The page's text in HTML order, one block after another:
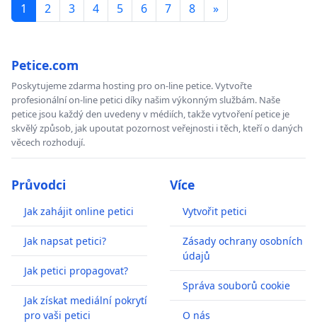
1 2 3 4 5 6 7 8 »
Petice.com
Poskytujeme zdarma hosting pro on-line petice. Vytvořte
profesionální on-line petici díky našim výkonným službám. Naše
petice jsou každý den uvedeny v médiích, takže vytvoření petice je
skvělý způsob, jak upoutat pozornost veřejnosti i těch, kteří o daných
věcech rozhodují.
Průvodci
Jak zahájit online petici
Jak napsat petici?
Jak petici propagovat?
Jak získat mediální pokrytí
pro vaši petici
Více
Vytvořit petici
Zásady ochrany osobních
údajů
Správa souborů cookie
O nás